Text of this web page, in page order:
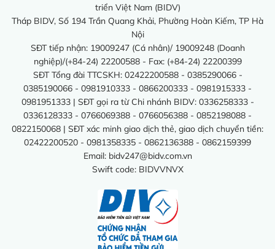
triển Việt Nam (BIDV)
Tháp BIDV, Số 194 Trần Quang Khải, Phường Hoàn Kiếm, TP Hà
Nội
SĐT tiếp nhận: 19009247 (Cá nhân)/ 19009248 (Doanh
nghiệp)/(+84-24) 22200588 - Fax: (+84-24) 22200399
SĐT Tổng đài TTCSKH: 02422200588 - 0385290066 -
0385190066 - 0981910333 - 0866200333 - 0981915333 -
0981951333 | SĐT gọi ra từ Chi nhánh BIDV: 0336258333 -
0336128333 - 0766069388 - 0766056388 - 0852198088 -
0822150068 | SĐT xác minh giao dịch thẻ, giao dịch chuyển tiền:
02422200520 - 0981358335 - 0862136388 - 0862159399
Email: bidv247@bidv.com.vn
Swift code: BIDVVNVX